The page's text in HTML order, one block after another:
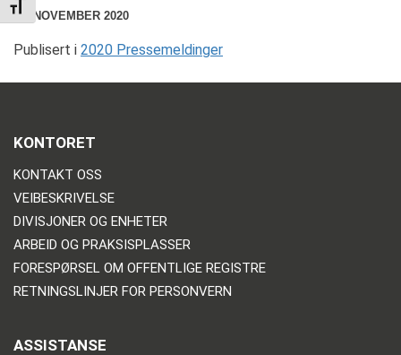
TOGGLE FONT SIZE
19. NOVEMBER 2020
Publisert i 2020 Pressemeldinger
KONTORET
KONTAKT OSS
VEIBESKRIVELSE
DIVISJONER OG ENHETER
ARBEID OG PRAKSISPLASSER
FORESPØRSEL OM OFFENTLIGE REGISTRE
RETNINGSLINJER FOR PERSONVERN
ASSISTANSE